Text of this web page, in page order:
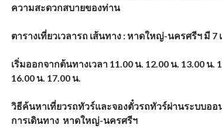
ความสะดวกสบายของท่าน
ตารางเที่ยวเวลารถ เส้นทาง : หาดใหญ่-นครศรีฯ มี 7
เริ่มออกจากต้นทางเวลา 11.00 น. 12.00 น. 13.00 น.
16.00 น. 17.00 น.
วิธีค้นหาเที่ยวรถทัวร์และจองตั๋วรถทัวร์ผ่านระบบออ
การเดินทาง หาดใหญ่-นครศรีฯ